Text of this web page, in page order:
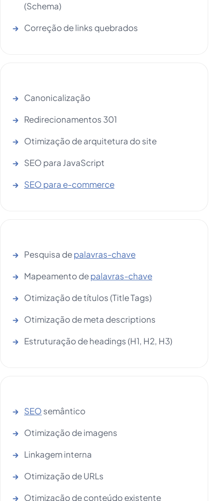
(Schema)
Correção de links quebrados
Canonicalização
Redirecionamentos 301
Otimização de arquitetura do site
SEO para JavaScript
SEO para e-commerce
Pesquisa depalavras-chave
Mapeamento depalavras-chave
Otimização de títulos (Title Tags)
Otimização de meta descriptions
Estruturação de headings (H1, H2, H3)
SEO semântico
Otimização de imagens
Linkagem interna
Otimização de URLs
Otimização de conteúdo existente